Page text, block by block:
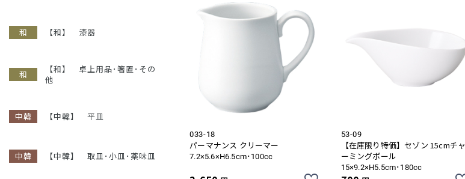
【和】 漆器
【和】 卓上用品･箸置･その
他
【中韓】 平皿
【中韓】 取皿･小皿･薬味皿
033-18
パーマナンス クリーマー
7.2×5.6×H6.5cm･100cc
53-09
【在庫限り特価】セゾン 15cmチャ
ーミングボール
15×9.2×H5.5cm･180cc